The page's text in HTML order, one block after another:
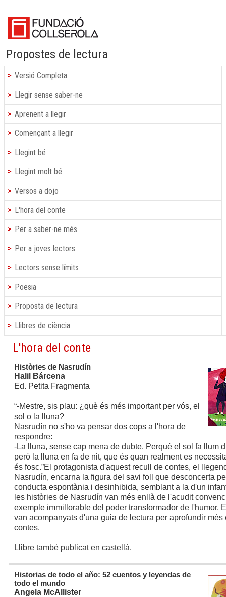
Propostes de lectura
Versió Completa
Llegir sense saber-ne
Aprenent a llegir
Començant a llegir
Llegint bé
Llegint molt bé
Versos a dojo
L'hora del conte
Per a saber-ne més
Per a joves lectors
Lectors sense límits
Poesia
Proposta de lectura
Llibres de ciència
L'hora del conte
Històries de Nasrudín
Halil Bárcena
Ed. Petita Fragmenta
“-Mestre, sis plau: ¿què és més important per vós, el
sol o la lluna?
Nasrudín no s'ho va pensar dos cops a l'hora de
respondre:
-La lluna, sense cap mena de dubte. Perquè el sol fa llum
però la lluna en fa de nit, que és quan realment es
és fosc.”El protagonista d'aquest recull de contes, el
Nasrudín, encarna la figura del savi foll que desconcerta
conducta espontània i desinhibida, semblant a la d'un
les històries de Nasrudín van més enllà de l'acudit
exemple immillorable del poder transformador de l'humor.
van acompanyats d'una guia de lectura per aprofundir més
contes.
Llibre també publicat en castellà.
Historias de todo el año: 52 cuentos y leyendas de
todo el mundo
Angela McAllister